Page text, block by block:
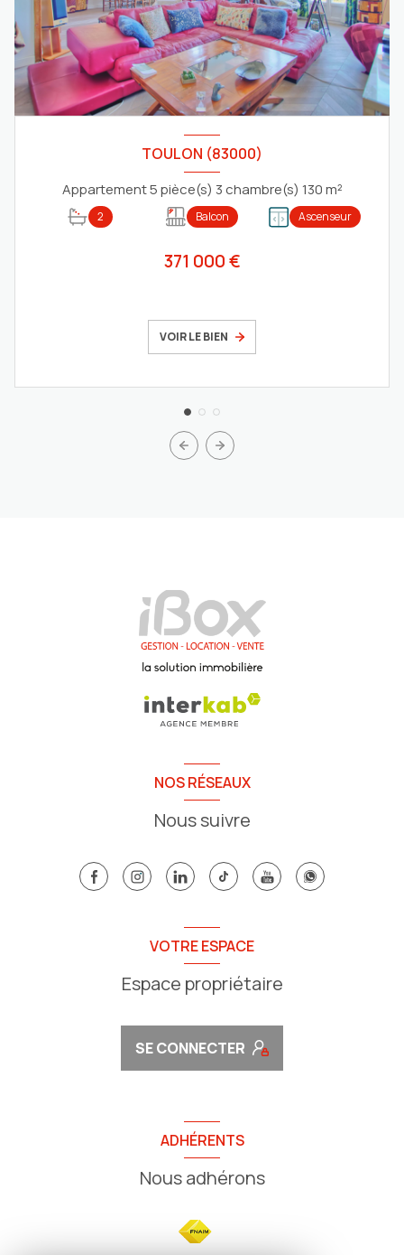
TOULON (83000)
Appartement 5 pièce(s) 3 chambre(s) 130 m²
2 Balcon Ascenseur
371 000 €
VOIR LE BIEN
NOS RÉSEAUX
Nous suivre
VOTRE ESPACE
Espace propriétaire
SE CONNECTER
ADHÉRENTS
Nous adhérons